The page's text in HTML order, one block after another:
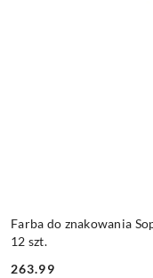
Farba do znakowania
12 szt.
263.99